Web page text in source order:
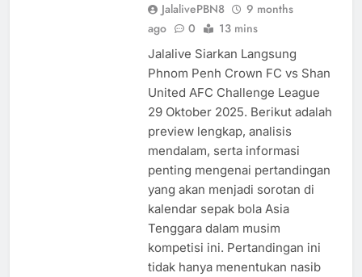
JalalivePBN8
9 months
ago
0 13 mins
Jalalive Siarkan Langsung
Phnom Penh Crown FC vs Shan
United AFC Challenge League
29 Oktober 2025. Berikut adalah
preview lengkap, analisis
mendalam, serta informasi
penting mengenai pertandingan
yang akan menjadi sorotan di
kalendar sepak bola Asia
Tenggara dalam musim
kompetisi ini. Pertandingan ini
tidak hanya menentukan nasib